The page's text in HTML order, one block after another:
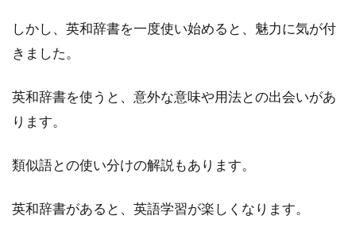
しかし、英和辞書を一度使い始めると、魅力に気が付
きました。
英和辞書を使うと、意外な意味や用法との出会いがあ
ります。
類似語との使い分けの解説もあります。
英和辞書があると、英語学習が楽しくなります。